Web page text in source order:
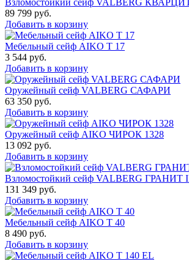
89 799 руб.
Добавить в корзину
Мебельный сейф AIKO Т 17
3 544 руб.
Добавить в корзину
Оружейный сейф VALBERG САФАРИ
63 350 руб.
Добавить в корзину
Оружейный сейф AIKO ЧИРОК 1328
13 092 руб.
Добавить в корзину
Взломостойкий сейф VALBERG ГРАНИТ
131 349 руб.
Добавить в корзину
Мебельный сейф AIKO Т 40
8 490 руб.
Добавить в корзину